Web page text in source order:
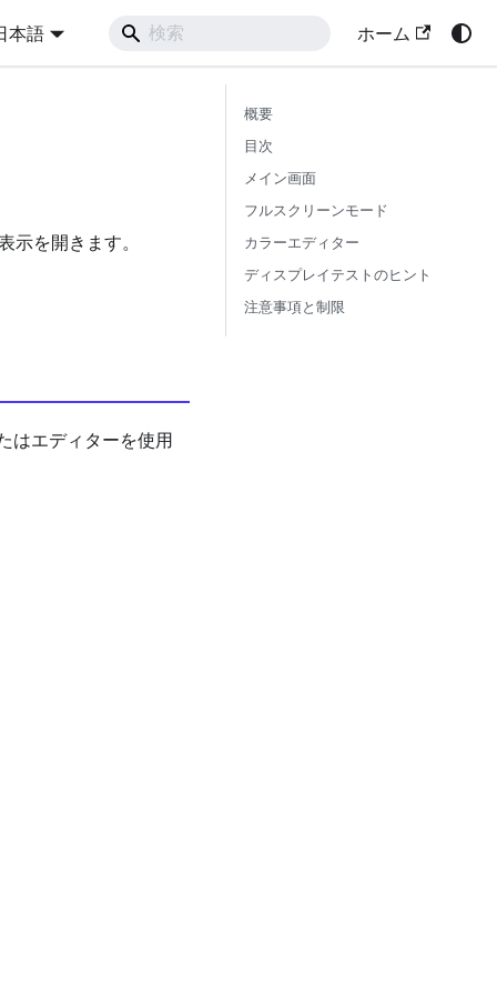
本語 ホーム
を開きます。
はエディターを使用
概要
目次
メイン画面
フルスクリーンモード
カラーエディター
ディスプレイテストのヒント
注意事項と制限